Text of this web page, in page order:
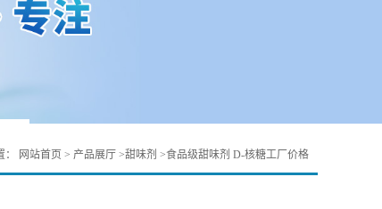
： 网站首页 > 产品展厅 >甜味剂 >食品级甜味剂 D-核糖工厂价格